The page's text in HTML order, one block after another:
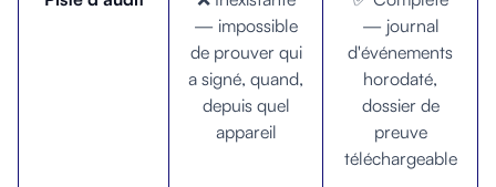
— impossible
de prouver qui
a signé, quand,
depuis quel
appareil
— journal
d'événements
horodaté,
dossier de
preuve
téléchargeable